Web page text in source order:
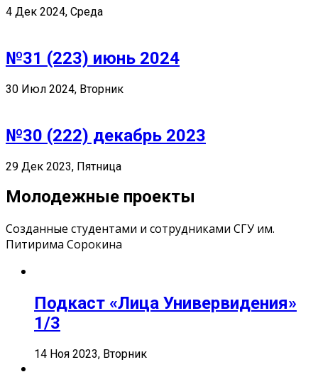
4 Дек 2024, Среда
№31 (223) июнь 2024
30 Июл 2024, Вторник
№30 (222) декабрь 2023
29 Дек 2023, Пятница
Молодежные проекты
Созданные студентами и сотрудниками СГУ им.
Питирима Сорокина
Подкаст «Лица Универвидения»
1/3
14 Ноя 2023, Вторник